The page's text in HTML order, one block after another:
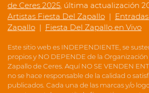
de Ceres 2025, última actualización
Artistas Fiesta Del Zapallo |
Zapallo | Fiesta Del Zapallo en Vivo
Este sitio web es INDEPENDIENTE, se
propios y NO DEPENDE de la Organización
Zapallo de Ceres. Aquí NO SE VENDEN
no se hace responsable de la calidad o
publicados. Cada una de las marcas y/o